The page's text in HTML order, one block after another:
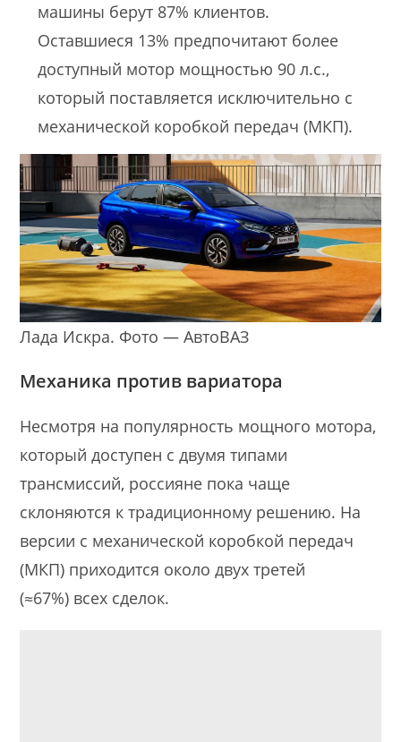
машины берут 87% клиентов.
Оставшиеся 13% предпочитают более
доступный мотор мощностью 90 л.с.,
который поставляется исключительно с
механической коробкой передач (МКП).
Лада Искра. Фото — АвтоВАЗ
Механика против вариатора
Несмотря на популярность мощного мотора,
который доступен с двумя типами
трансмиссий, россияне пока чаще
склоняются к традиционному решению. На
версии с механической коробкой передач
(МКП) приходится около двух третей
(≈67%) всех сделок.